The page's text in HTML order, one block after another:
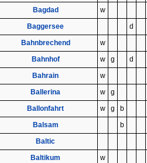
Bagdad
w
Baggersee
d
Bahnbrechend
w
Bahnhof
w g
d
Bahrain
w
Ballerina
w
g
Ballonfahrt
w g
b
Balsam
b
Baltic
Baltikum
w